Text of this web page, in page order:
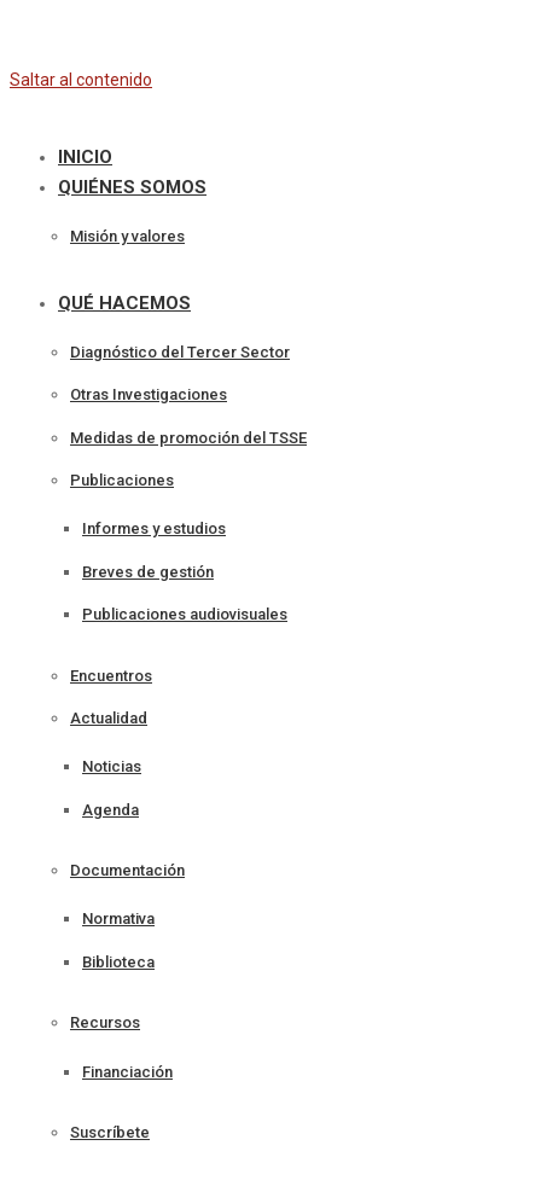
Saltar al contenido
INICIO
QUIÉNES SOMOS
Misión y valores
QUÉ HACEMOS
Diagnóstico del Tercer Sector
Otras Investigaciones
Medidas de promoción del TSSE
Publicaciones
Informes y estudios
Breves de gestión
Publicaciones audiovisuales
Encuentros
Actualidad
Noticias
Agenda
Documentación
Normativa
Biblioteca
Recursos
Financiación
Suscríbete